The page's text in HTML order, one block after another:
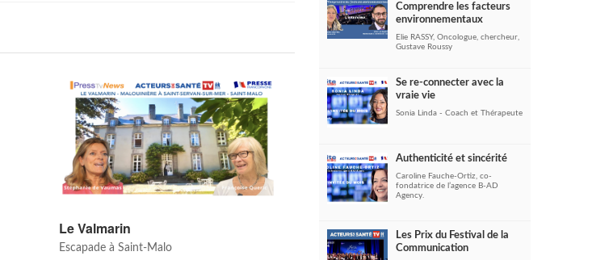
Le Valmarin
Escapade à Saint-Malo
Comprendre les facteurs
environnementaux
Elie RASSY, Oncologue, chercheur,
Gustave Roussy
Se re-connecter avec la
vraie vie
Sonia Linda - Coach et Thérapeute
Authenticité et sincérité
Caroline Fauche-Ortiz, co-
fondatrice de l’agence B-AD
Agency.
Les Prix du Festival de la
Communication